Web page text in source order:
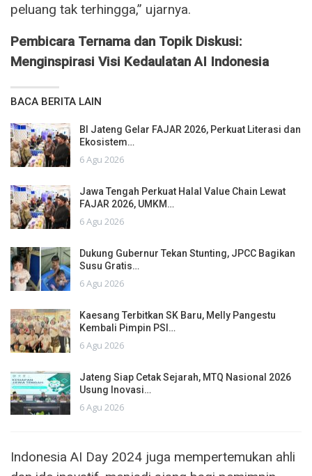
peluang tak terhingga,” ujarnya.
Pembicara Ternama dan Topik Diskusi:
Menginspirasi Visi Kedaulatan AI Indonesia
BACA BERITA LAIN
BI Jateng Gelar FAJAR 2026, Perkuat Literasi dan
Ekosistem…
6 Agu 2026
Jawa Tengah Perkuat Halal Value Chain Lewat
FAJAR 2026, UMKM…
6 Agu 2026
Dukung Gubernur Tekan Stunting, JPCC Bagikan
Susu Gratis…
6 Agu 2026
Kaesang Terbitkan SK Baru, Melly Pangestu
Kembali Pimpin PSI…
6 Agu 2026
Jateng Siap Cetak Sejarah, MTQ Nasional 2026
Usung Inovasi…
6 Agu 2026
Indonesia AI Day 2024 juga mempertemukan ahli